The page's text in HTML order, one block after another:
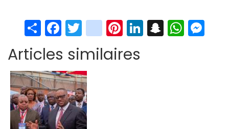
S
h
ar
e
Fa
ce
b
o
o
k
T
wi
tt
er
in
st
ag
Pi
er
Li S W
Articles similaires